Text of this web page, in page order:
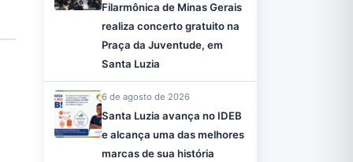
Filarmônica de Minas Gerais
realiza concerto gratuito na
Praça da Juventude, em
Santa Luzia
6 de agosto de 2026
Santa Luzia avança no IDEB
e alcança uma das melhores
marcas de sua história